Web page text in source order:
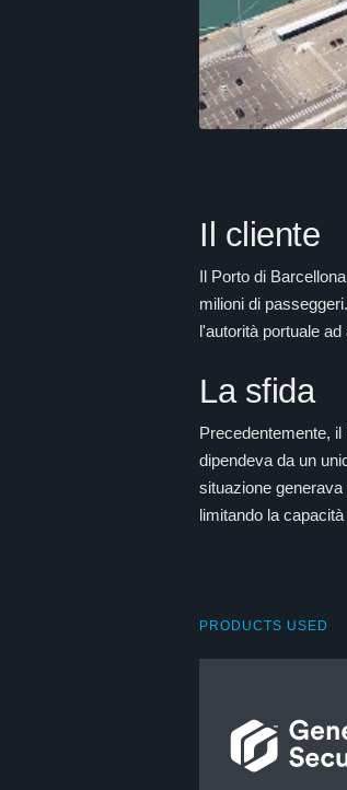
Il cliente
Il Porto di
milioni di
l'autorità portuale
La sfida
Precedentemente,
dipendeva da un
situazione
limitando la
PRODUCTS USED